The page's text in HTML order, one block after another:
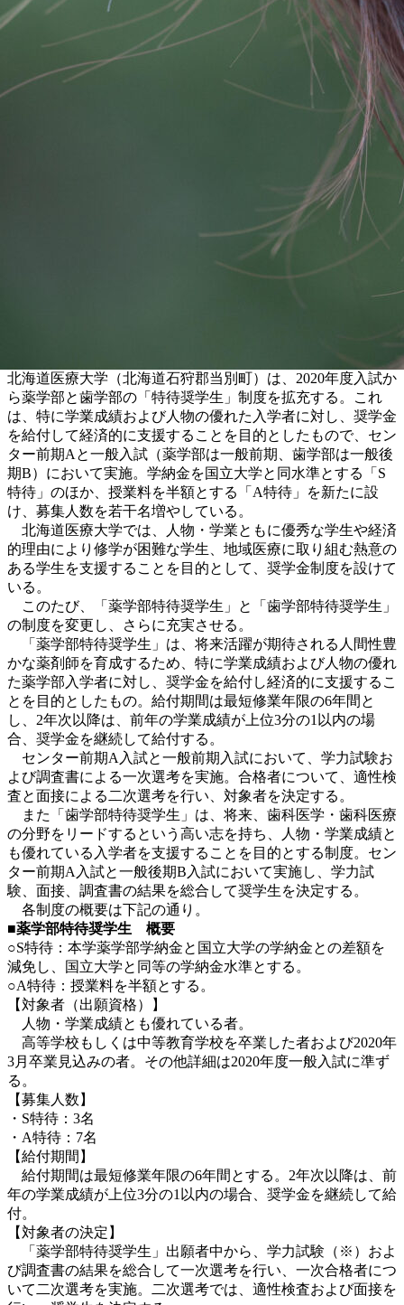
北海道医療大学（北海道石狩郡当別町）は、2020年度入試か
ら薬学部と歯学部の「特待奨学生」制度を拡充する。これ
は、特に学業成績および人物の優れた入学者に対し、奨学金
を給付して経済的に支援することを目的としたもので、セン
ター前期Aと一般入試（薬学部は一般前期、歯学部は一般後
期B）において実施。学納金を国立大学と同水準とする「S
特待」のほか、授業料を半額とする「A特待」を新たに設
け、募集人数を若干名増やしている。
北海道医療大学では、人物・学業ともに優秀な学生や経済
的理由により修学が困難な学生、地域医療に取り組む熱意の
ある学生を支援することを目的として、奨学金制度を設けて
いる。
このたび、「薬学部特待奨学生」と「歯学部特待奨学生」
の制度を変更し、さらに充実させる。
「薬学部特待奨学生」は、将来活躍が期待される人間性豊
かな薬剤師を育成するため、特に学業成績および人物の優れ
た薬学部入学者に対し、奨学金を給付し経済的に支援するこ
とを目的としたもの。給付期間は最短修業年限の6年間と
し、2年次以降は、前年の学業成績が上位3分の1以内の場
合、奨学金を継続して給付する。
センター前期A入試と一般前期入試において、学力試験お
よび調査書による一次選考を実施。合格者について、適性検
査と面接による二次選考を行い、対象者を決定する。
また「歯学部特待奨学生」は、将来、歯科医学・歯科医療
の分野をリードするという高い志を持ち、人物・学業成績と
も優れている入学者を支援することを目的とする制度。セン
ター前期A入試と一般後期B入試において実施し、学力試
験、面接、調査書の結果を総合して奨学生を決定する。
各制度の概要は下記の通り。
■薬学部特待奨学生 概要
○S特待：本学薬学部学納金と国立大学の学納金との差額を
減免し、国立大学と同等の学納金水準とする。
○A特待：授業料を半額とする。
【対象者（出願資格）】
人物・学業成績とも優れている者。
高等学校もしくは中等教育学校を卒業した者および2020年
3月卒業見込みの者。その他詳細は2020年度一般入試に準ず
る。
【募集人数】
・S特待：3名
・A特待：7名
【給付期間】
給付期間は最短修業年限の6年間とする。2年次以降は、前
年の学業成績が上位3分の1以内の場合、奨学金を継続して給
付。
【対象者の決定】
「薬学部特待奨学生」出願者中から、学力試験（※）およ
び調査書の結果を総合して一次選考を行い、一次合格者につ
いて二次選考を実施。二次選考では、適性検査および面接を